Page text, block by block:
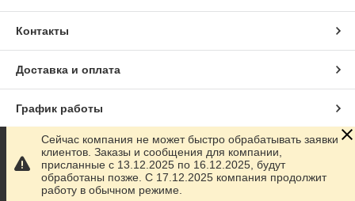
Контакты
Доставка и оплата
График работы
Полная версия сайта
Сайт создан на маркетплейсе
Сейчас компания не может быстро обрабатывать заявки
клиентов. Заказы и сообщения для компании,
присланные с 13.12.2025 по 16.12.2025, будут
обработаны позже. С 17.12.2025 компания продолжит
работу в обычном режиме.